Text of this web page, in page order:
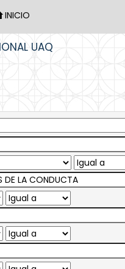
INICIO
UAQ